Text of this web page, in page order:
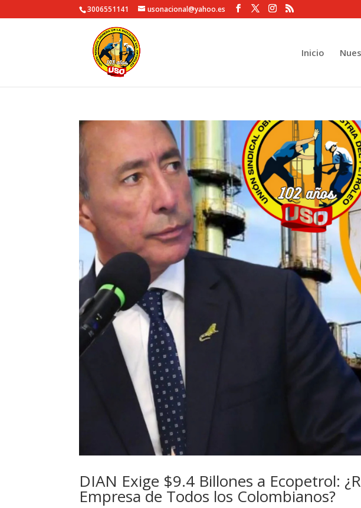
3006551141 usonacional@yahoo.es
Inicio
DIAN Exige $9.4 Billones a Ecopetrol:
Empresa de Todos los Colombianos?